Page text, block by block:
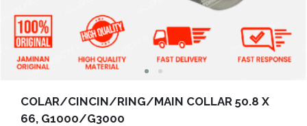
Kritik
Saran
COLAR/CINCIN/RING/MAIN COLLAR 50.8 X
66, G1000/G3000